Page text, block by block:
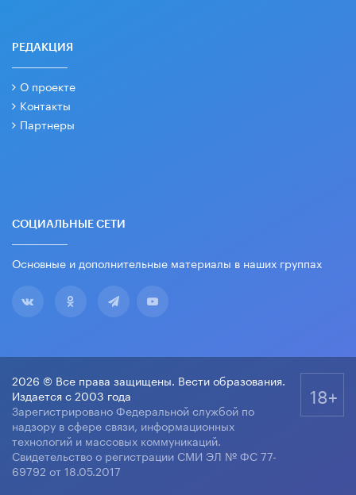
РЕДАКЦИЯ
О проекте
Контакты
Партнеры
СОЦИАЛЬНЫЕ СЕТИ
Основные и дополнительные материалы в наших группах
2026 © Все права защищены. Вести образования.
Издается с 2003 года
Зарегистрировано Федеральной службой по
надзору в сфере связи, информационных
технологий и массовых коммуникаций.
Свидетельство о регистрации СМИ ЭЛ № ФС 77-
69792 от 18.05.2017
18+